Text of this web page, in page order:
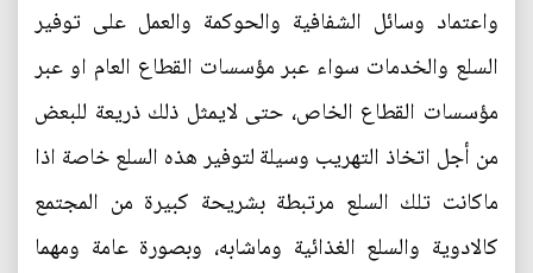
واعتماد وسائل الشفافية والحوكمة والعمل على توفير
السلع والخدمات سواء عبر مؤسسات القطاع العام او عبر
مؤسسات القطاع الخاص، حتى لايمثل ذلك ذريعة للبعض
من أجل اتخاذ التهريب وسيلة لتوفير هذه السلع خاصة اذا
ماكانت تلك السلع مرتبطة بشريحة كبيرة من المجتمع
كالادوية والسلع الغذائية وماشابه، وبصورة عامة ومهما